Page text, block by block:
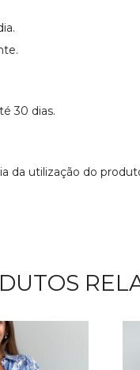
30 dias.
da utilização do